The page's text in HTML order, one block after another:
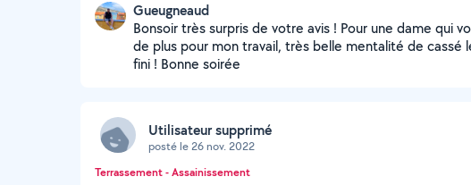
Gueugneaud
Bonsoir très surpris de votre avis ! Pour une dame qui
de plus pour mon travail, très belle mentalité de cassé
fini ! Bonne soirée
Utilisateur supprimé
posté le 26 nov. 2022
Terrassement - Assainissement